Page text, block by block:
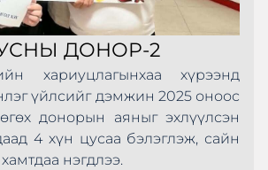
ДОНОР-2
хариуцлагынхаа хүрээнд
үйлсийг дэмжин 2025 оноос
донорын аяныг эхлүүлсэн
4 хүн цусаа бэлэглэж, сайн
нэгдлээ.